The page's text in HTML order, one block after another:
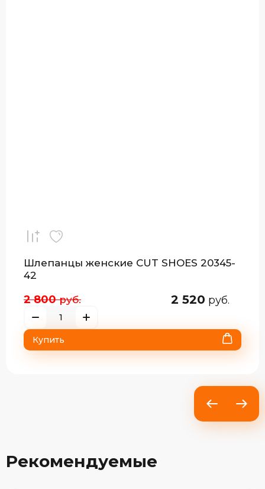
Шлепанцы женские CUT SHOES 20345-
42
2 800 руб. 2 520 руб.
Купить
Рекомендуемые